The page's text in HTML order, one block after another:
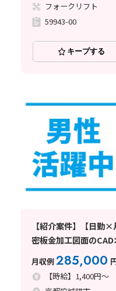
フォークリフト
59943-00
キープする
【紹介案件】【日勤
密板金加工図面の
月収例285,000
【時給】1,400円～